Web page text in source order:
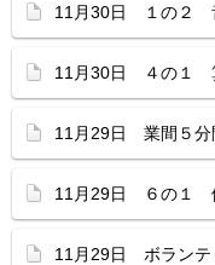
11月30日 １の２
11月30日 ４の１
11月29日 業間５分
11月29日 ６の１
11月29日 ボランテ